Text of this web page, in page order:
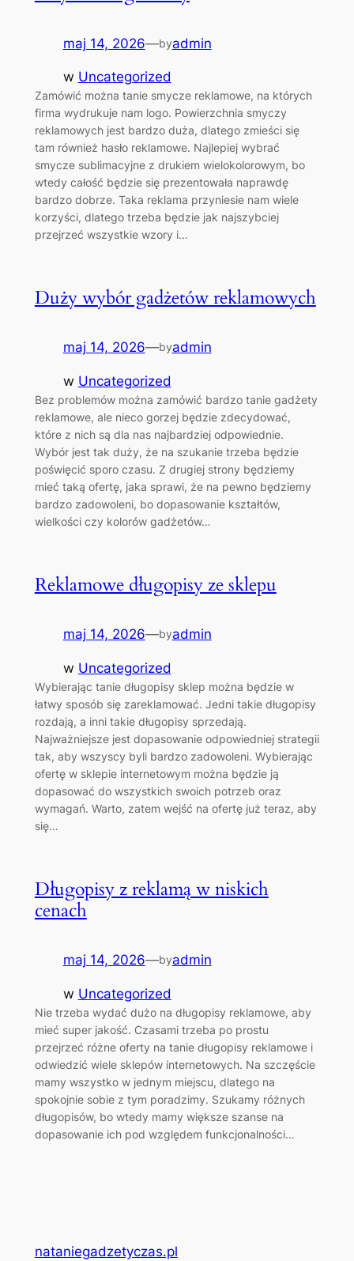
maj 14, 2026—byadmin
w Uncategorized
Zamówić można tanie smycze reklamowe, na których
firma wydrukuje nam logo. Powierzchnia smyczy
reklamowych jest bardzo duża, dlatego zmieści się
tam również hasło reklamowe. Najlepiej wybrać
smycze sublimacyjne z drukiem wielokolorowym, bo
wtedy całość będzie się prezentowała naprawdę
bardzo dobrze. Taka reklama przyniesie nam wiele
korzyści, dlatego trzeba będzie jak najszybciej
przejrzeć wszystkie wzory i…
Duży wybór gadżetów reklamowych
maj 14, 2026—byadmin
w Uncategorized
Bez problemów można zamówić bardzo tanie gadżety
reklamowe, ale nieco gorzej będzie zdecydować,
które z nich są dla nas najbardziej odpowiednie.
Wybór jest tak duży, że na szukanie trzeba będzie
poświęcić sporo czasu. Z drugiej strony będziemy
mieć taką ofertę, jaka sprawi, że na pewno będziemy
bardzo zadowoleni, bo dopasowanie kształtów,
wielkości czy kolorów gadżetów…
Reklamowe długopisy ze sklepu
maj 14, 2026—byadmin
w Uncategorized
Wybierając tanie długopisy sklep można będzie w
łatwy sposób się zareklamować. Jedni takie długopisy
rozdają, a inni takie długopisy sprzedają.
Najważniejsze jest dopasowanie odpowiedniej strategii
tak, aby wszyscy byli bardzo zadowoleni. Wybierając
ofertę w sklepie internetowym można będzie ją
dopasować do wszystkich swoich potrzeb oraz
wymagań. Warto, zatem wejść na ofertę już teraz, aby
się…
Długopisy z reklamą w niskich
cenach
maj 14, 2026—byadmin
w Uncategorized
Nie trzeba wydać dużo na długopisy reklamowe, aby
mieć super jakość. Czasami trzeba po prostu
przejrzeć różne oferty na tanie długopisy reklamowe i
odwiedzić wiele sklepów internetowych. Na szczęście
mamy wszystko w jednym miejscu, dlatego na
spokojnie sobie z tym poradzimy. Szukamy różnych
długopisów, bo wtedy mamy większe szanse na
dopasowanie ich pod względem funkcjonalności…
nataniegadzetyczas.pl